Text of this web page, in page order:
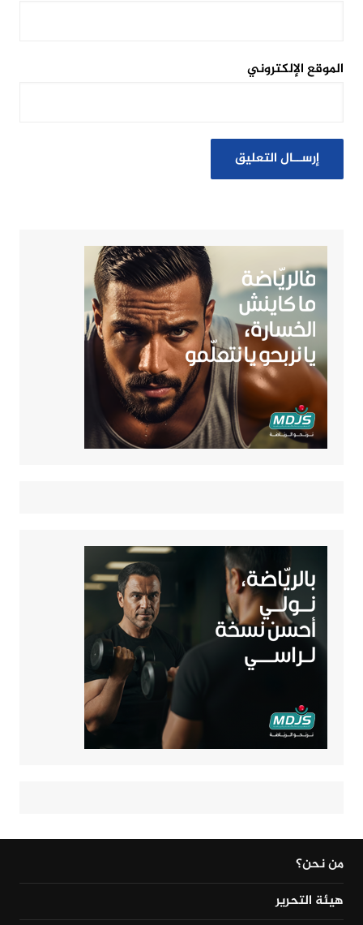
الموقع الإلكتروني
من نحن؟
هيئة التحرير